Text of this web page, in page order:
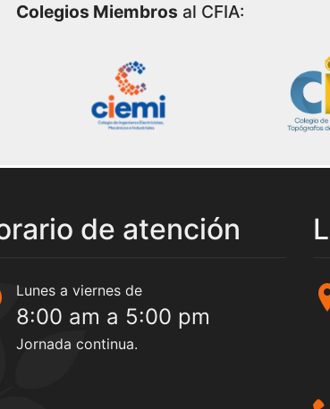
Colegios Miembros al CFIA:
de atención
Lunes a viernes de
8:00 am a 5:00 pm
Jornada continua.